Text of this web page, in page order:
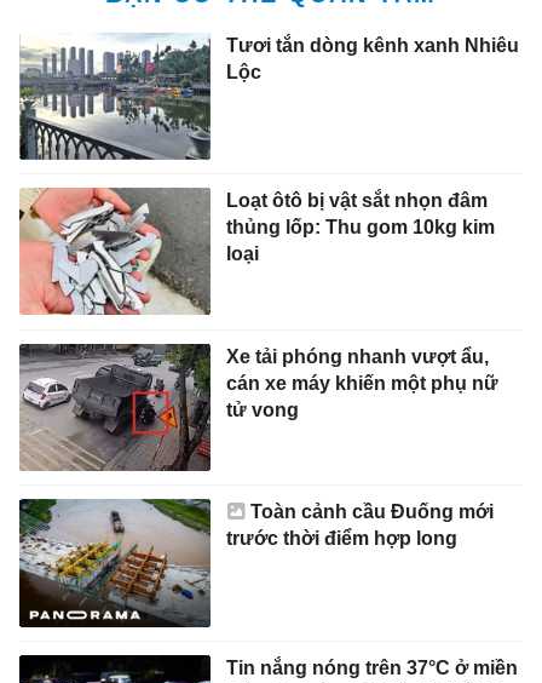
Tươi tắn dòng kênh xanh Nhiêu
Lộc
Loạt ôtô bị vật sắt nhọn đâm
thủng lốp: Thu gom 10kg kim
loại
Xe tải phóng nhanh vượt ẩu,
cán xe máy khiến một phụ nữ
tử vong
Toàn cảnh cầu Đuống mới
trước thời điểm hợp long
Tin nắng nóng trên 37°C ở miền